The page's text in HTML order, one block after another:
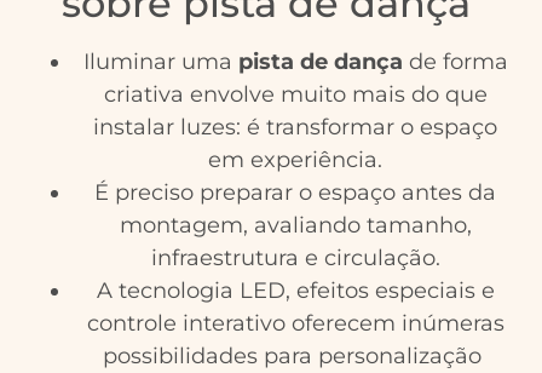
Iluminar uma pista de dança de forma
criativa envolve muito mais do que
instalar luzes: é transformar o espaço
em experiência.
É preciso preparar o espaço antes da
montagem, avaliando tamanho,
infraestrutura e circulação.
A tecnologia LED, efeitos especiais e
controle interativo oferecem inúmeras
possibilidades para personalização